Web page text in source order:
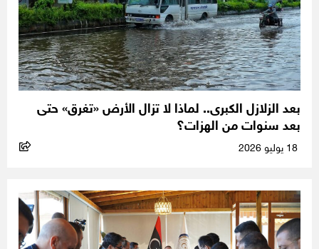
بعد الزلازل الكبرى.. لماذا لا تزال الأرض «تغرق» حتى
بعد سنوات من الهزات؟